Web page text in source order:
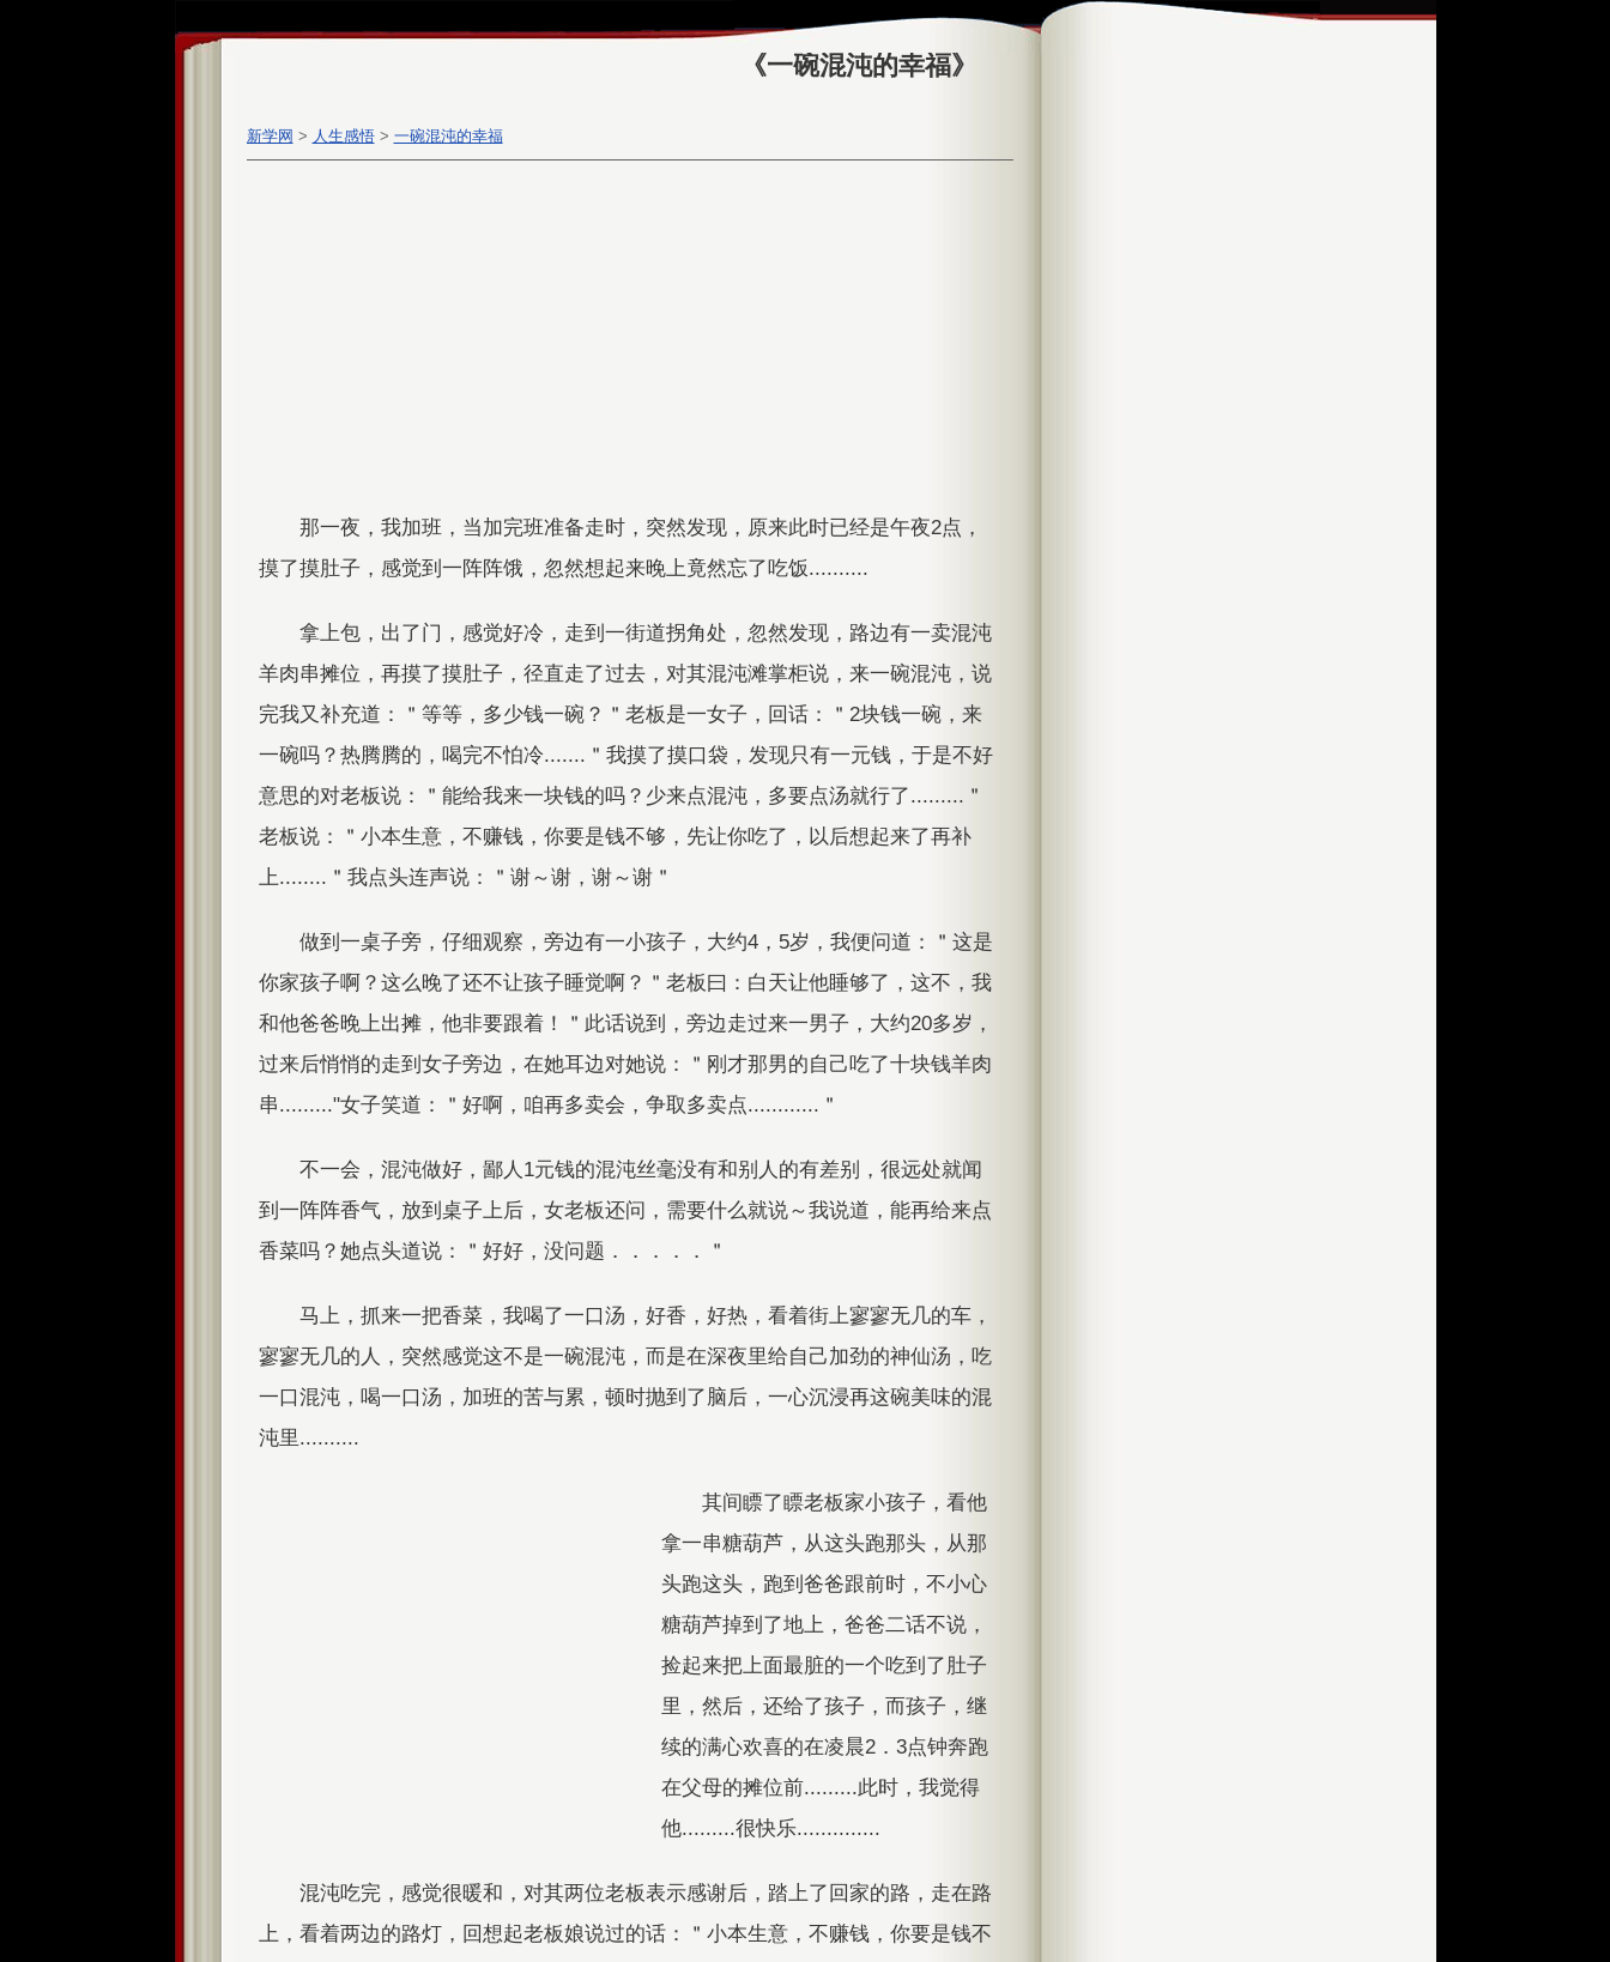
《一碗混沌的幸福》
新学网 > 人生感悟> 一碗混沌的幸福
那一夜，我加班，当加完班准备走时，突然发现，原来此时已经是午夜2点，
摸了摸肚子，感觉到一阵阵饿，忽然想起来晚上竟然忘了吃饭..........
拿上包，出了门，感觉好冷，走到一街道拐角处，忽然发现，路边有一卖混沌
羊肉串摊位，再摸了摸肚子，径直走了过去，对其混沌滩掌柜说，来一碗混沌，说
完我又补充道：＂等等，多少钱一碗？＂老板是一女子，回话：＂2块钱一碗，来
一碗吗？热腾腾的，喝完不怕冷.......＂我摸了摸口袋，发现只有一元钱，于是不好
意思的对老板说：＂能给我来一块钱的吗？少来点混沌，多要点汤就行了.........＂
老板说：＂小本生意，不赚钱，你要是钱不够，先让你吃了，以后想起来了再补
上........＂我点头连声说：＂谢～谢，谢～谢＂
做到一桌子旁，仔细观察，旁边有一小孩子，大约4，5岁，我便问道：＂这是
你家孩子啊？这么晚了还不让孩子睡觉啊？＂老板曰：白天让他睡够了，这不，我
和他爸爸晚上出摊，他非要跟着！＂此话说到，旁边走过来一男子，大约20多岁，
过来后悄悄的走到女子旁边，在她耳边对她说：＂刚才那男的自己吃了十块钱羊肉
串........."女子笑道：＂好啊，咱再多卖会，争取多卖点............＂
不一会，混沌做好，鄙人1元钱的混沌丝毫没有和别人的有差别，很远处就闻
到一阵阵香气，放到桌子上后，女老板还问，需要什么就说～我说道，能再给来点
香菜吗？她点头道说：＂好好，没问题．．．．．＂
马上，抓来一把香菜，我喝了一口汤，好香，好热，看着街上寥寥无几的车，
寥寥无几的人，突然感觉这不是一碗混沌，而是在深夜里给自己加劲的神仙汤，吃
一口混沌，喝一口汤，加班的苦与累，顿时抛到了脑后，一心沉浸再这碗美味的混
沌里..........
其间瞟了瞟老板家小孩子，看他
拿一串糖葫芦，从这头跑那头，从那
头跑这头，跑到爸爸跟前时，不小心
糖葫芦掉到了地上，爸爸二话不说，
捡起来把上面最脏的一个吃到了肚子
里，然后，还给了孩子，而孩子，继
续的满心欢喜的在凌晨2．3点钟奔跑
在父母的摊位前.........此时，我觉得
他.........很快乐..............
混沌吃完，感觉很暖和，对其两位老板表示感谢后，踏上了回家的路，走在路
上，看着两边的路灯，回想起老板娘说过的话：＂小本生意，不赚钱，你要是钱不